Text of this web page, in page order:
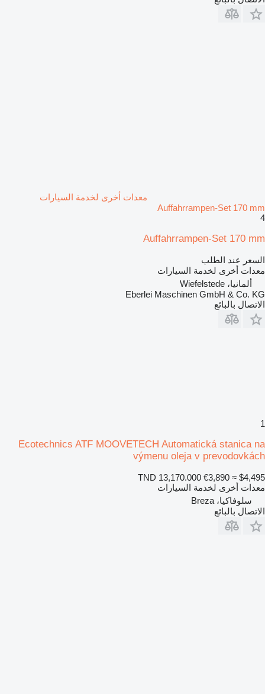
معدات أخرى لخدمة السيارات
Auffahrrampen-Set 170 mm
4
Auffahrrampen-Set 170 mm
السعر عند الطلب
معدات أخرى لخدمة السيارات
ألمانيا، Wiefelstede
Eberlei Maschinen GmbH & Co. KG
الاتصال بالبائع
1
Ecotechnics ATF MOOVETECH Automatická stanica na
výmenu oleja v prevodovkách
TND 13,170.000 €3,890 ≈ $4,495
معدات أخرى لخدمة السيارات
سلوفاكيا، Breza
الاتصال بالبائع